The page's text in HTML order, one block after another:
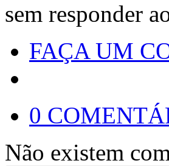
sem responder
FAÇA UM
0
Não existem